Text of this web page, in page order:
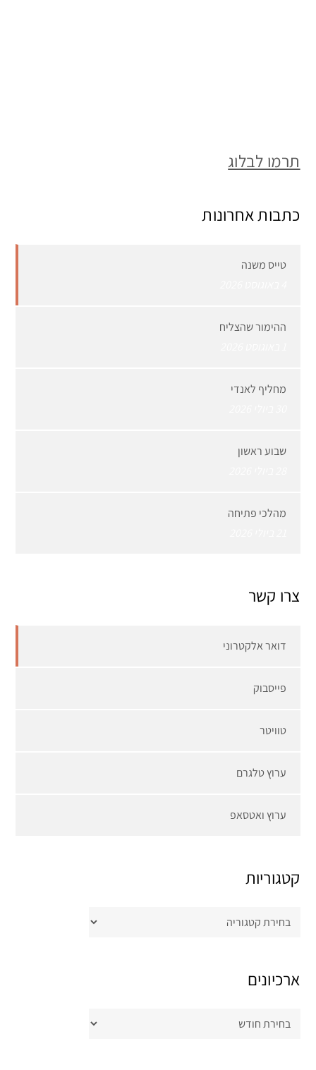
תרמו לבלוג
כתבות אחרונות
טייס משנה
ההימור שהצליח
מחליף לאנדי
שבוע ראשון
מהלכי פתיחה
צרו קשר
דואר אלקטרוני
פייסבוק
טוויטר
ערוץ טלגרם
ערוץ ואטסאפ
קטגוריות
קטגוריות
ארכיונים
ארכיונים